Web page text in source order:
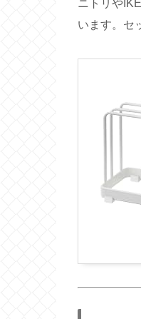
ニトリや
います。セ